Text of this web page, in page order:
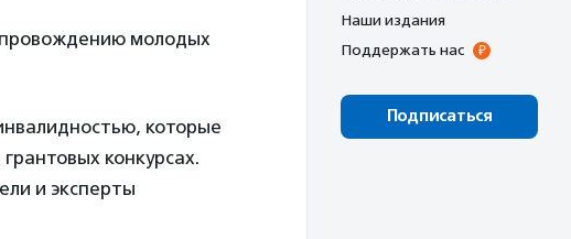
молодых
которые
конкурсах.
и эксперты
Наши издания
Поддержать нас
Подписаться